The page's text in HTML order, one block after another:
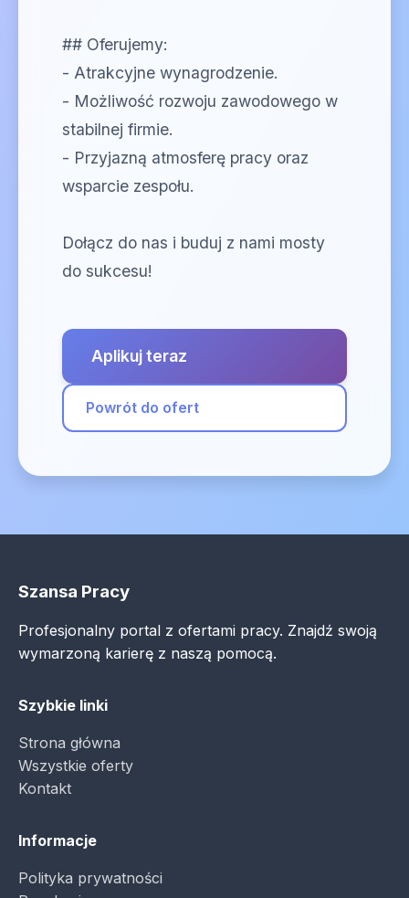
## Oferujemy:
- Atrakcyjne wynagrodzenie.
- Możliwość rozwoju zawodowego w
stabilnej firmie.
- Przyjazną atmosferę pracy oraz
wsparcie zespołu.
Dołącz do nas i buduj z nami mosty
do sukcesu!
Aplikuj teraz
Powrót do ofert
Szansa Pracy
Profesjonalny portal z ofertami pracy. Znajdź swoją
wymarzoną karierę z naszą pomocą.
Szybkie linki
Strona główna
Wszystkie oferty
Kontakt
Informacje
Polityka prywatności